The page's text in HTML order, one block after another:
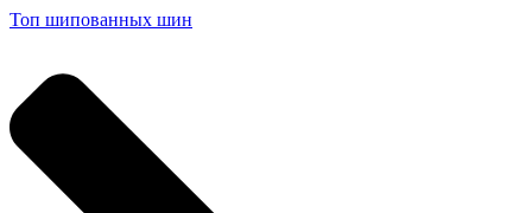
Топ шипованных шин